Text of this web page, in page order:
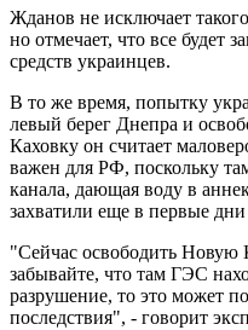
Жданов не исключает
но отмечает, что все будет
средств украинцев.
В то же время, попытку
левый берег Днепра и
Каховку он считает
важен для РФ, поскольку
канала, дающая воду в
захватили еще в первые
"Сейчас освободить Новую
забывайте, что там ГЭС
разрушение, то это может
последствия", - говорит